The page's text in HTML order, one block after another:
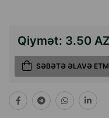
Qiymət: 3.50
SƏBƏTƏ ƏLAVƏ